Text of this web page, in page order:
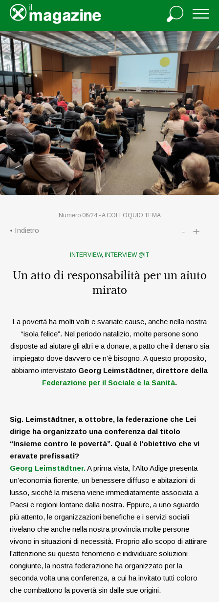
Numero 06/24 -A COLLOQUIO TEMA
Indietro - +
INTERVIEW, INTERVIEW @IT
Un atto di responsabilità per un aiuto
mirato
La povertà ha molti volti e svariate cause, anche nella nostra
“isola felice”. Nel periodo natalizio, molte persone sono
disposte ad aiutare gli altri e a donare, a patto che il denaro sia
impiegato dove davvero ce n’è bisogno. A questo proposito,
abbiamo intervistato Georg Leimstädtner, direttore della
Federazione per il Sociale e la Sanità.
Sig. Leimstädtner, a ottobre, la federazione che Lei
dirige ha organizzato una conferenza dal titolo
“Insieme contro le povertà”. Qual è l’obiettivo che vi
eravate prefissati?
Georg Leimstädtner.A prima vista, l’Alto Adige presenta
un’economia fiorente, un benessere diffuso e abitazioni di
lusso, sicché la miseria viene immediatamente associata a
Paesi e regioni lontane dalla nostra. Eppure, a uno sguardo
più attento, le organizzazioni benefiche e i servizi sociali
rivelano che anche nella nostra provincia molte persone
vivono in situazioni di necessità. Proprio allo scopo di attirare
l’attenzione su questo fenomeno e individuare soluzioni
congiunte, la nostra federazione ha organizzato per la
seconda volta una conferenza, a cui ha invitato tutti coloro
che combattono la povertà sin dalle sue origini.